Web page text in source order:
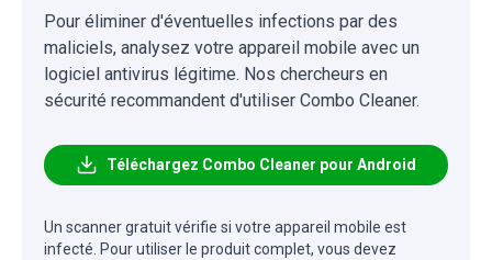
Pour éliminer d'éventuelles infections par des
maliciels, analysez votre appareil mobile avec un
logiciel antivirus légitime. Nos chercheurs en
sécurité recommandent d'utiliser Combo Cleaner.
Téléchargez Combo Cleaner pour Android
Un scanner gratuit vérifie si votre appareil mobile est
infecté. Pour utiliser le produit complet, vous devez